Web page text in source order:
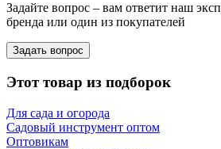
Задайте вопрос – вам ответит наш
бренда или один из покупателей
Задать вопрос
Этот товар из подборок
Для сада и огорода
Садовый инструмент оптом
Оптовикам